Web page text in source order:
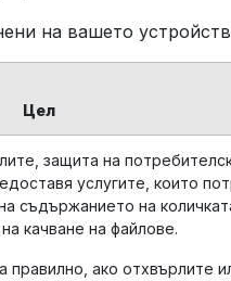
на вашето
Цел
защита на
услугите, които
съдържанието на
качване на файлове.
правилно, ако отхвърлите